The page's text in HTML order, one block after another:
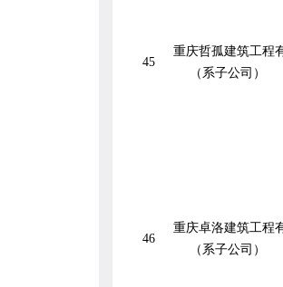
45
重庆哲孤建筑工程
（系子公司）
46
重庆卓洛建筑工程
（系子公司）